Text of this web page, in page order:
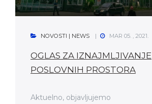
NOVOSTI | NEWS MAR 05. , 2021.
OGLAS ZA IZNAJMLJIVANJE
POSLOVNIH PROSTORA
Aktuelno, objavljujemo